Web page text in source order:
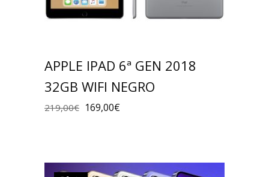
APPLE IPAD 6ª GEN 2018
32GB WIFI NEGRO
219,00€ 169,00€